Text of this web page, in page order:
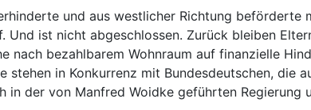
und aus westlicher Richtung
Und ist nicht abgeschlossen. Zurück bleiben
nach bezahlbarem Wohnraum auf finanzielle
in Konkurrenz mit Bundesdeutschen, die
in der von Manfred Woidke geführten